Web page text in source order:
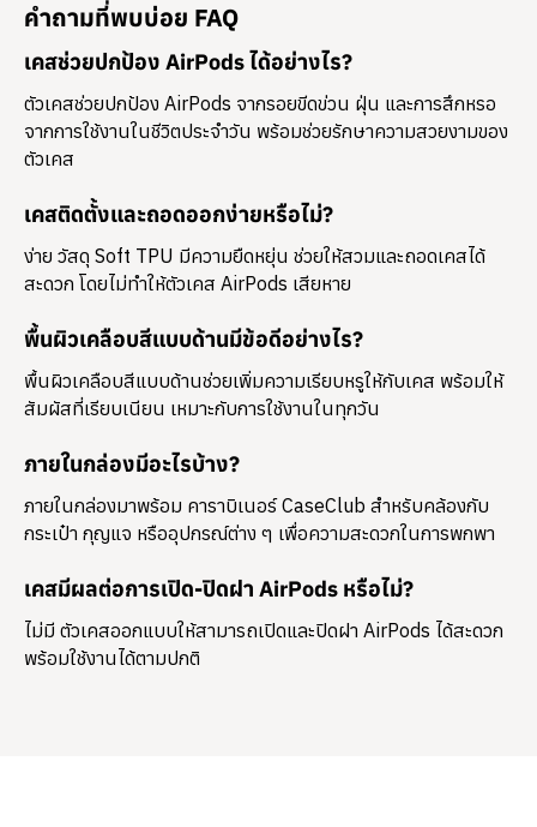
คำถามที่พบบ่อย FAQ
เคสช่วยปกป้อง AirPods ได้อย่างไร?
ตัวเคสช่วยปกป้อง AirPods จากรอยขีดข่วน ฝุ่น และการสึกหรอ
จากการใช้งานในชีวิตประจำวัน พร้อมช่วยรักษาความสวยงามของ
ตัวเคส
เคสติดตั้งและถอดออกง่ายหรือไม่?
ง่าย วัสดุ Soft TPU มีความยืดหยุ่น ช่วยให้สวมและถอดเคสได้
สะดวก โดยไม่ทำให้ตัวเคส AirPods เสียหาย
พื้นผิวเคลือบสีแบบด้านมีข้อดีอย่างไร?
พื้นผิวเคลือบสีแบบด้านช่วยเพิ่มความเรียบหรูให้กับเคส พร้อมให้
สัมผัสที่เรียบเนียน เหมาะกับการใช้งานในทุกวัน
ภายในกล่องมีอะไรบ้าง?
ภายในกล่องมาพร้อม คาราบิเนอร์ CaseClub สำหรับคล้องกับ
กระเป๋า กุญแจ หรืออุปกรณ์ต่าง ๆ เพื่อความสะดวกในการพกพา
เคสมีผลต่อการเปิด-ปิดฝา AirPods หรือไม่?
ไม่มี ตัวเคสออกแบบให้สามารถเปิดและปิดฝา AirPods ได้สะดวก
พร้อมใช้งานได้ตามปกติ